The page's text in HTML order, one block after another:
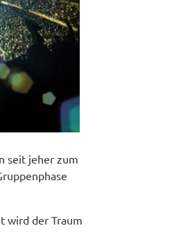
seit jeher zum
wird der Traum